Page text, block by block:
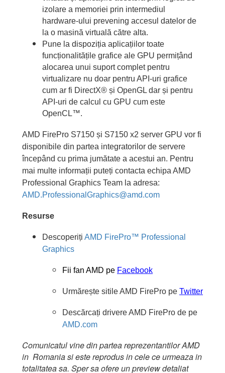
izolare a memoriei prin intermediul
hardware-ului prevening accesul datelor de
la o masină virtuală către alta.
Pune la dispoziția aplicațiilor toate
funcționalitățile grafice ale GPU permițând
alocarea unui suport complet pentru
virtualizare nu doar pentru API-uri grafice
cum ar fi DirectX® și OpenGL dar și pentru
API-uri de calcul cu GPU cum este
OpenCL™.
AMD FirePro S7150 și S7150 x2 server GPU vor fi
disponibile din partea integratorilor de servere
începând cu prima jumătate a acestui an. Pentru
mai multe informații puteți contacta echipa AMD
Professional Graphics Team la adresa:
AMD.ProfessionalGraphics@amd.com
Resurse
Descoperiți AMD FirePro™ Professional
Graphics
Fii fan AMD pe Facebook
Urmărește sitile AMD FirePro pe Twitter
Descărcați drivere AMD FirePro de pe
AMD.com
Comunicatul vine din partea reprezentantilor AMD
in Romania si este reprodus in cele ce urmeaza in
totalitatea sa. Sper sa ofere un preview detaliat